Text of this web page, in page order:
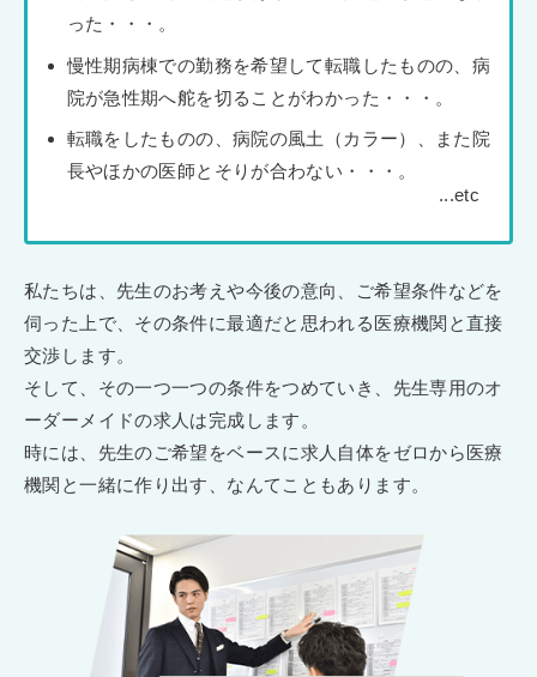
った・・・。
慢性期病棟での勤務を希望して転職したものの、病
院が急性期へ舵を切ることがわかった・・・。
転職をしたものの、病院の風土（カラー）、また院
長やほかの医師とそりが合わない・・・。
私たちは、先生のお考えや今後の意向、ご希望条件などを
伺った上で、その条件に最適だと思われる医療機関と直接
交渉します。
そして、その一つ一つの条件をつめていき、先生専用のオ
ーダーメイドの求人は完成します。
時には、先生のご希望をベースに求人自体をゼロから医療
機関と一緒に作り出す、なんてこともあります。